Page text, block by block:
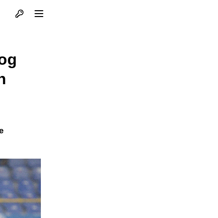
Otvori profil